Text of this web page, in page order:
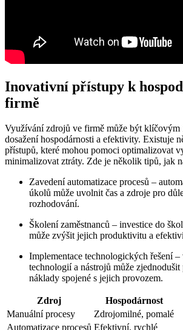
Inovativní přístupy k
firmě
Využívání zdrojů ve firmě může být klíčovým
dosažení hospodárnosti a efektivity. Existuje
přístupů, které mohou pomoci optimalizovat
minimalizovat ztráty. Zde je několik tipů, jak
Zavedení automatizace procesů –
úkolů může uvolnit čas a zdroje pro
rozhodování.
Školení zaměstnanců – investice do
může zvýšit jejich produktivitu a
Implementace technologických řešení
technologií a nástrojů může zjednodušit
náklady spojené s jejich provozem.
Zdroj
Hospodárnost
Manuální procesy
Zdrojomilné, pomalé
Automatizace procesů Efektivní, rychlé